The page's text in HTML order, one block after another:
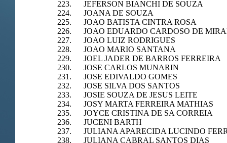
223. JEFERSON BIANCHI DE SOUZA
224. JOANA DE SOUZA
225. JOAO BATISTA CINTRA ROSA
226. JOAO EDUARDO CARDOSO DE
227. JOAO LUIZ RODRIGUES
228. JOAO MARIO SANTANA
229. JOEL JADER DE BARROS FERREIRA
230. JOSE CARLOS MUNARIN
231. JOSE EDIVALDO GOMES
232. JOSE SILVA DOS SANTOS
233. JOSIE SOUZA DE JESUS LEITE
234. JOSY MARTA FERREIRA MATHIAS
235. JOYCE CRISTINA DE SA CORREIA
236. JUCENI BARTH
237. JULIANA APARECIDA LUCINDO
238. JULIANA CABRAL SANTOS DIAS